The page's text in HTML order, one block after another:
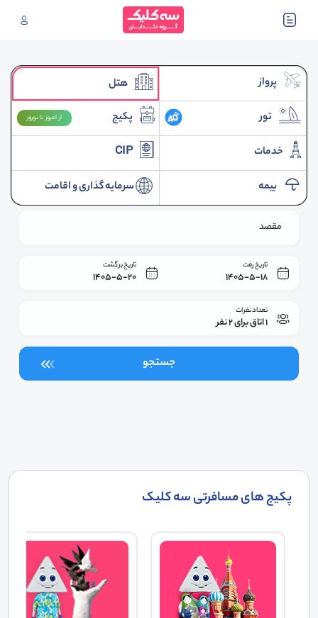
پرواز
هتل
تور
پکیج از امروز تا نوروز
خدمات CIP
بیمه سرمایه گذاری و اقامت
مقصد
تاریخ رفت
1405-5-18
تاریخ برگشت
1405-5-20
تعداد نفرات
1 اتاق برای 2 نفر
جستجو
پکیج های مسافرتی سه کلیک